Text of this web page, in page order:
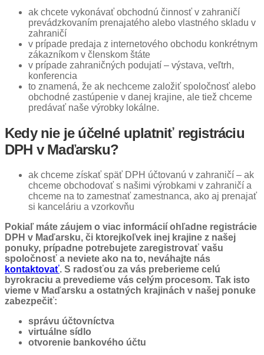
ak chcete vykonávať obchodnú činnosť v zahraničí
prevádzkovaním prenajatého alebo vlastného skladu v
zahraničí
v prípade predaja z internetového obchodu konkrétnym
zákazníkom v členskom štáte
v prípade zahraničných podujatí – výstava, veľtrh,
konferencia
to znamená, že ak nechceme založiť spoločnosť alebo
obchodné zastúpenie v danej krajine, ale tiež chceme
predávať naše výrobky lokálne.
Kedy nie je účelné uplatniť registráciu
DPH v Maďarsku?
ak chceme získať späť DPH účtovanú v zahraničí – ak
chceme obchodovať s našimi výrobkami v zahraničí a
chceme na to zamestnať zamestnanca, ako aj prenajať
si kanceláriu a vzorkovňu
Pokiaľ máte záujem o viac informácií ohľadne registrácie
DPH v Maďarsku, či ktorejkoľvek inej krajine z našej
ponuky, prípadne potrebujete zaregistrovať vašu
spoločnosť a neviete ako na to, neváhajte nás
kontaktovať. S radosťou za vás preberieme celú
byrokraciu a prevedieme vás celým procesom. Tak isto
vieme v Maďarsku a ostatných krajinách v našej ponuke
zabezpečiť:
správu účtovníctva
virtuálne sídlo
otvorenie bankového účtu